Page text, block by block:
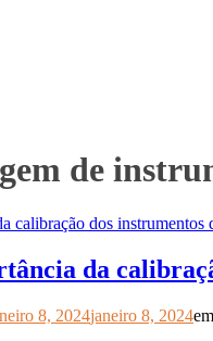
de medição e automação
de
da
8, 2024janeiro 8, 2024em